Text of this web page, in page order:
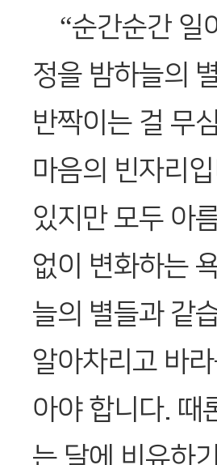
“순간순간 일
정을 밤하늘의
반짝이는 걸 무
마음의 빈자리
있지만 모두 아
없이 변화하는
늘의 별들과 같
알아차리고 바
아야 합니다. 때
는 달에 비유하